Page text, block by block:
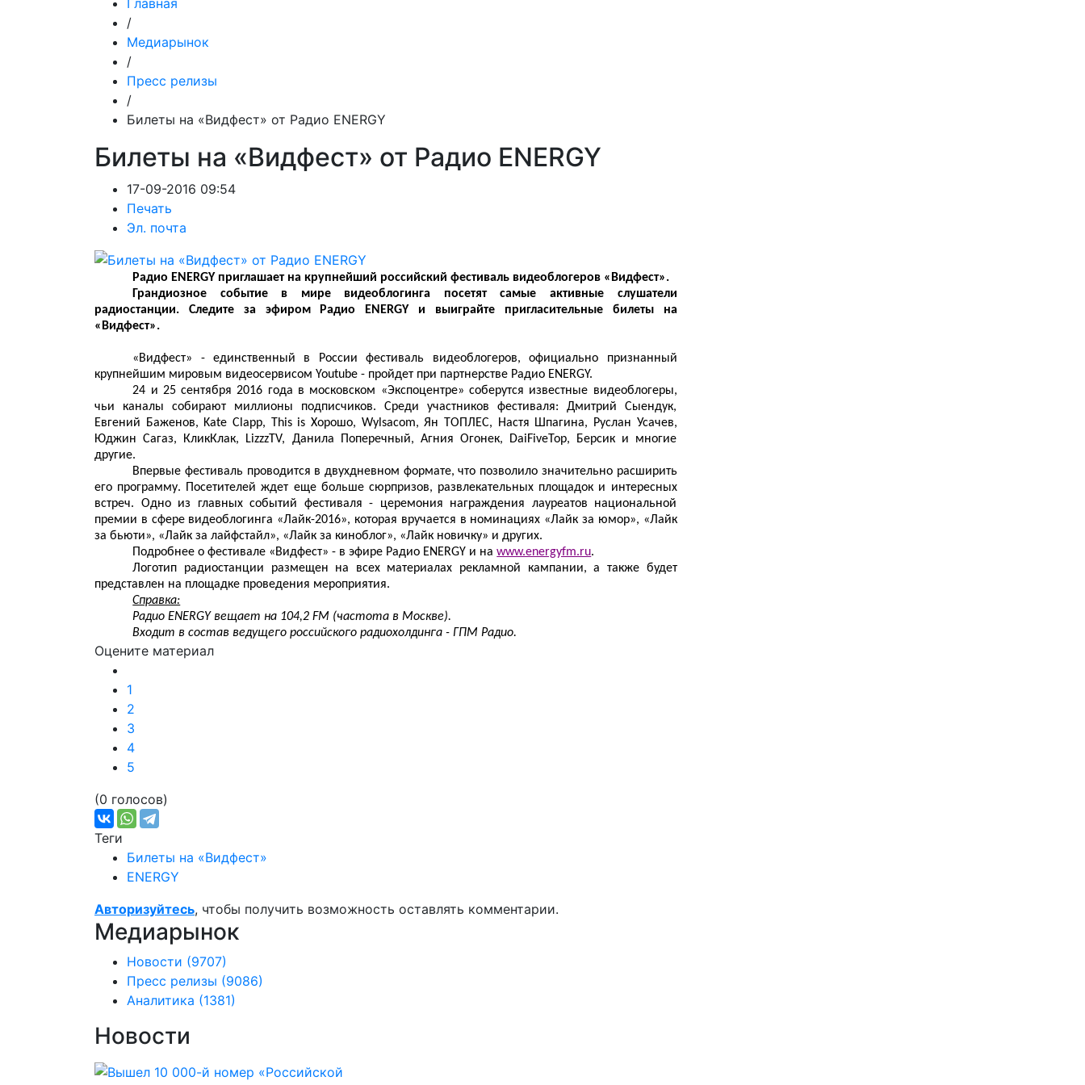
Главная
/
Медиарынок
/
Пресс релизы
/
Билеты на «Видфест» от Радио ENERGY
Билеты на «Видфест» от Радио ENERGY
17-09-2016 09:54
Печать
Эл. почта
Радио ENERGY приглашает на крупнейший российский фестиваль видеоблогеров «Видфест».
Грандиозное событие в мире видеоблогинга посетят самые активные слушатели
радиостанции. Следите за эфиром Радио ENERGY и выиграйте пригласительные билеты на
«Видфест».
«Видфест» - единственный в России фестиваль видеоблогеров, официально признанный
крупнейшим мировым видеосервисом Youtube - пройдет при партнерстве Радио ENERGY.
24 и 25 сентября 2016 года в московском «Экспоцентре» соберутся известные видеоблогеры,
чьи каналы собирают миллионы подписчиков. Среди участников фестиваля: Дмитрий Сыендук,
Евгений Баженов, Kate Clapp, This is Хорошо, Wylsacom, Ян ТОПЛЕС, Настя Шпагина, Руслан Усачев,
Юджин Сагаз, КликКлак, LizzzTV, Данила Поперечный, Агния Огонек, DaiFiveTop, Берсик и многие
другие.
Впервые фестиваль проводится в двухдневном формате, что позволило значительно расширить
его программу. Посетителей ждет еще больше сюрпризов, развлекательных площадок и интересных
встреч. Одно из главных событий фестиваля - церемония награждения лауреатов национальной
премии в сфере видеоблогинга «Лайк-2016», которая вручается в номинациях «Лайк за юмор», «Лайк
за бьюти», «Лайк за лайфстайл», «Лайк за киноблог», «Лайк новичку» и других.
Подробнее о фестивале «Видфест» - в эфире Радио ENERGY и наwww.energyfm.ru.
Логотип радиостанции размещен на всех материалах рекламной кампании, а также будет
представлен на площадке проведения мероприятия.
Справка:
Радио ENERGY вещает на 104,2 FM (частота в Москве).
Входит в состав ведущего российского радиохолдинга - ГПМ Радио.
Оцените материал
1
2
3
4
5
(0 голосов)
Теги
Билеты на «Видфест»
ENERGY
Авторизуйтесь, чтобы получить возможность оставлять комментарии.
Медиарынок
Новости (9707)
Пресс релизы (9086)
Аналитика (1381)
Новости